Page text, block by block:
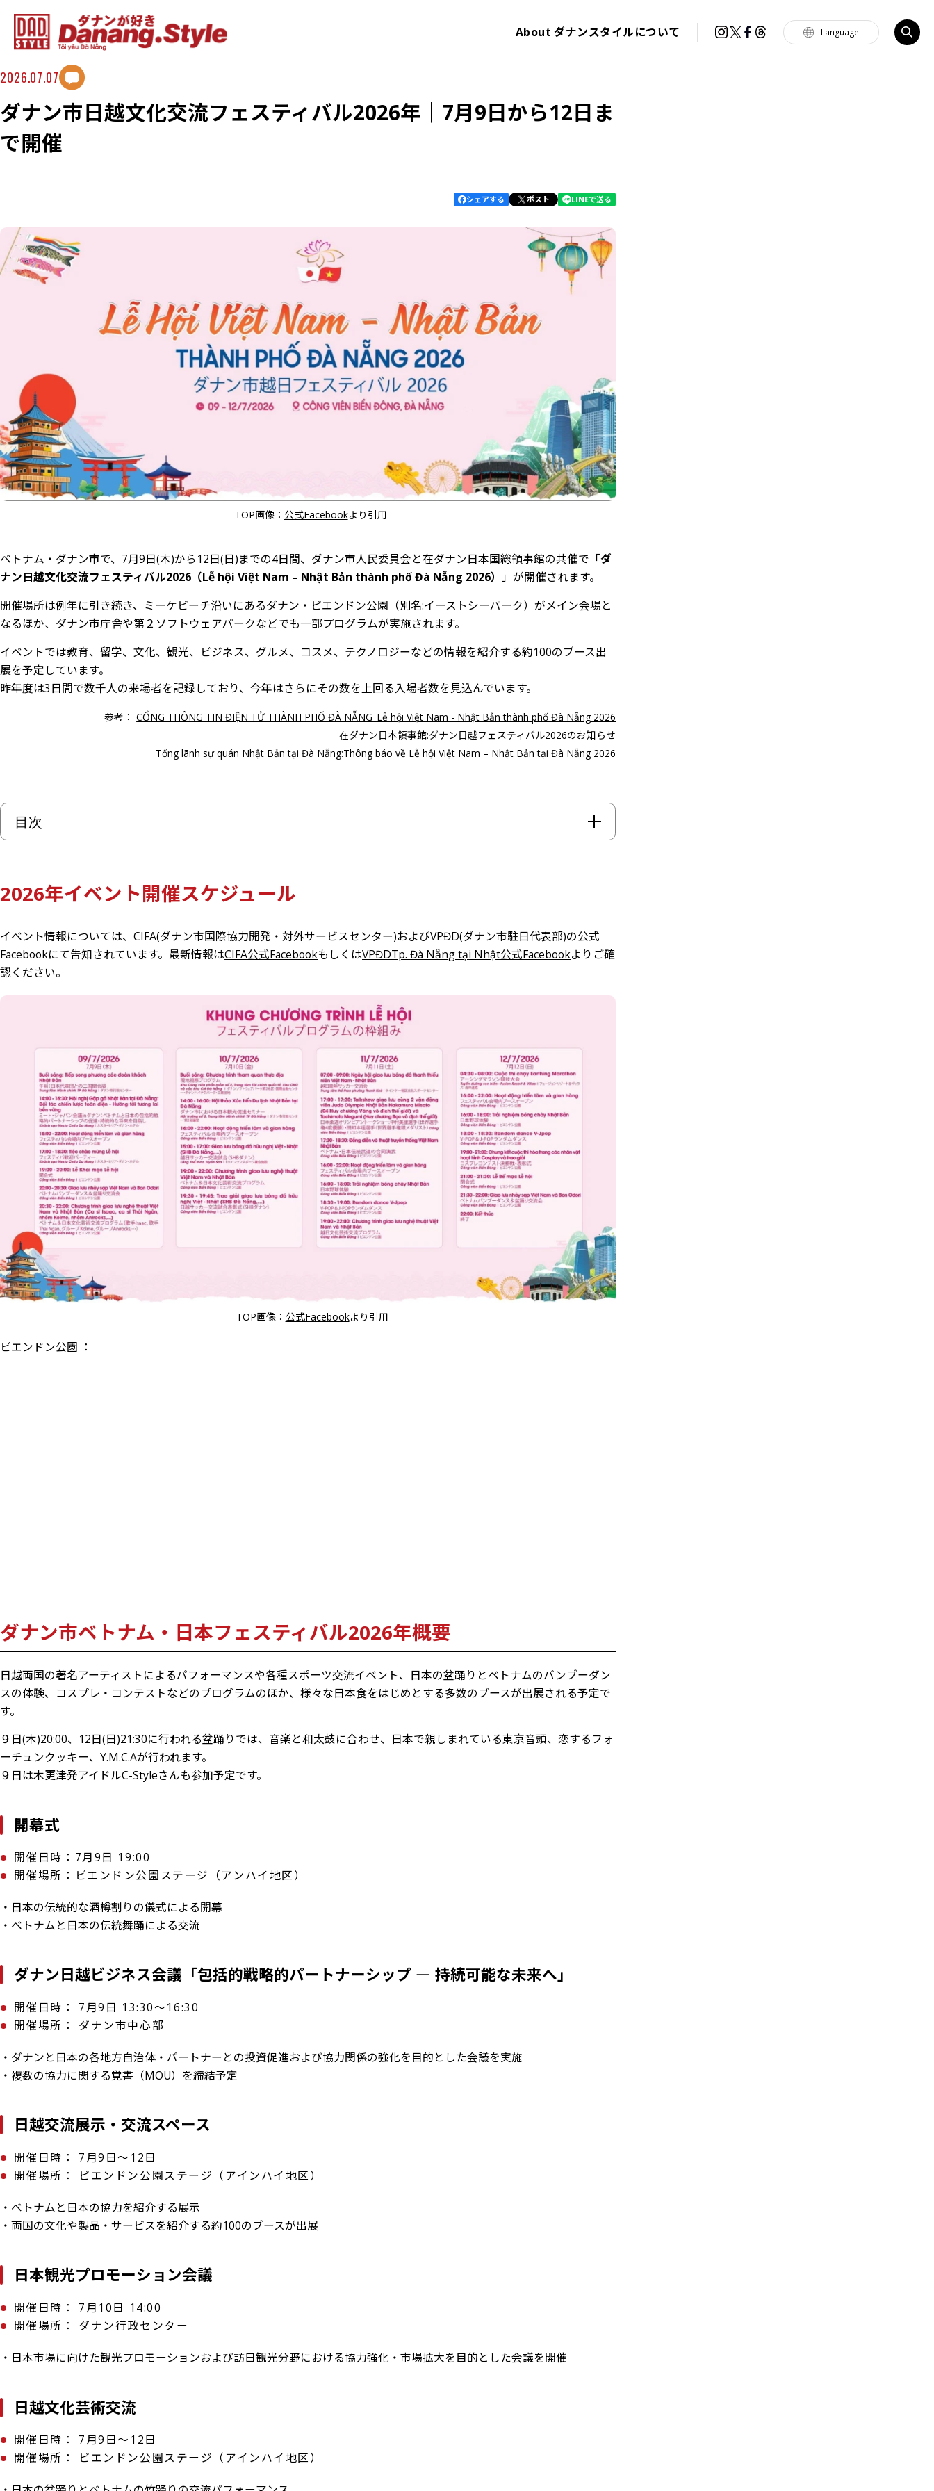
Language
Aboutダナンスタイルについて
2026.07.07
ダナン市日越文化交流フェスティバル2026年│7月9日から12日ま
で開催
シェアする ポスト LINEで送る
TOP画像： 公式Facebookより引用
ベトナム・ダナン市で、7月9日(木)から12日(日)までの4日間、ダナン市人民委員会と在ダナン日本国総領事館の共催で「ダ
ナン日越文化交流フェスティバル2026（Lễ hội Việt Nam – Nhật Bản thành phố Đà Nẵng 2026） 」が開催されます。
開催場所は例年に引き続き、ミーケビーチ沿いにあるダナン・ビエンドン公園（別名:イーストシーパーク）がメイン会場と
なるほか、ダナン市庁舎や第２ソフトウェアパークなどでも一部プログラムが実施されます。
イベントでは教育、留学、文化、観光、ビジネス、グルメ、コスメ、テクノロジーなどの情報を紹介する約100のブース出
展を予定しています。
昨年度は3日間で数千人の来場者を記録しており、今年はさらにその数を上回る入場者数を見込んでいます。
参考：CỔNG THÔNG TIN ĐIỆN TỬ THÀNH PHỐ ĐÀ NẴNG_Lễ hội Việt Nam - Nhật Bản thành phố Đà Nẵng 2026
在ダナン日本領事館:ダナン日越フェスティバル2026のお知らせ
Tổng lãnh sự quán Nhật Bản tại Đà Nẵng:Thông báo về Lễ hội Việt Nam – Nhật Bản tại Đà Nẵng 2026
目次
ダナン市ベトナム・日本フェスティバル2026年概要
開幕式
日越交流展示・交流スペース
日本観光プロモーション会議
閉会式
2026年7月9日の写真
2026年イベント開催スケジュール
イベント情報については、CIFA(ダナン市国際協力開発・対外サービスセンター)およびVPĐD(ダナン市駐日代表部)の公式
Facebookにて告知されています。 最新情報はCIFA公式FacebookもしくはVPĐDTp. Đà Nẵng tại Nhật公式Facebookよりご確
認ください。
TOP画像： 公式Facebookより引用
ビエンドン公園 ：
ダナン市ベトナム・日本フェスティバル2026年概要
日越両国の著名アーティストによるパフォーマンスや各種スポーツ交流イベント、日本の盆踊りとベトナムのバンブーダン
スの体験、コスプレ・コンテストなどのプログラムのほか、様々な日本食をはじめとする多数のブースが出展される予定で
す。
９日(木)20:00、12日(日)21:30に行われる盆踊りでは、音楽と和太鼓に合わせ、日本で親しまれている東京音頭、恋するフォ
ーチュンクッキー、Y.M.C.Aが行われます。
９日は木更津発アイドルC-Styleさんも参加予定です。
開幕式
開催日時：7月9日 19:00
開催場所：ビエンドン公園ステージ（アンハイ地区）
・日本の伝統的な酒樽割りの儀式による開幕
・ベトナムと日本の伝統舞踊による交流
ダナン日越ビジネス会議「包括的戦略的パートナーシップ ― 持続可能な未来へ」
開催日時： 7月9日 13:30～16:30
開催場所： ダナン市中心部
・ダナンと日本の各地方自治体・パートナーとの投資促進および協力関係の強化を目的とした会議を実施
・複数の協力に関する覚書（MOU）を締結予定
日越交流展示・交流スペース
開催日時： 7月9日～12日
開催場所： ビエンドン公園ステージ（アインハイ地区）
・ベトナムと日本の協力を紹介する展示
・両国の文化や製品・サービスを紹介する約100のブースが出展
日本観光プロモーション会議
開催日時： 7月10日 14:00
開催場所： ダナン行政センター
・日本市場に向けた観光プロモーションおよび訪日観光分野における協力強化・市場拡大を目的とした会議を開催
日越文化芸術交流
開催日時： 7月9日～12日
開催場所： ビエンドン公園ステージ（アインハイ地区）